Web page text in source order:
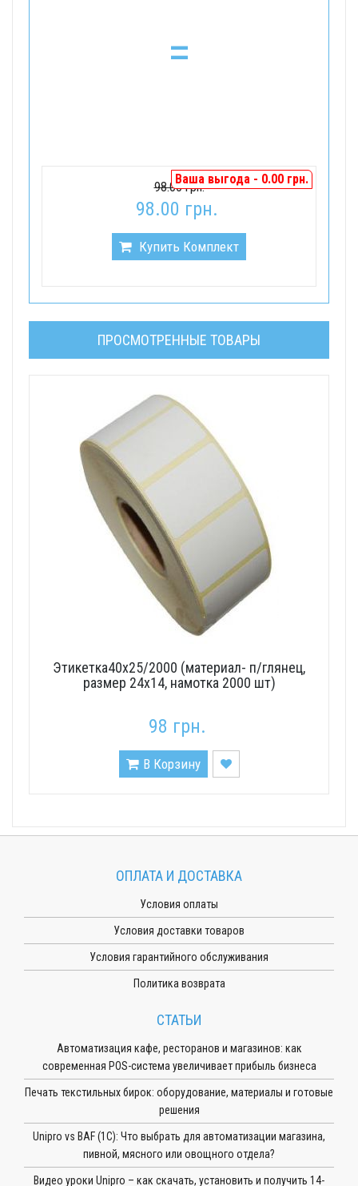
=
Ваша выгода - 0.00 грн.
98.00 грн.
98.00 грн.
Купить Комплект
ПРОСМОТРЕННЫЕ ТОВАРЫ
Этикетка40х25/2000 (материал- п/глянец,
размер 24х14, намотка 2000 шт)
98 грн.
В Корзину
ОПЛАТА И ДОСТАВКА
Условия оплаты
Условия доставки товаров
Условия гарантийного обслуживания
Политика возврата
СТАТЬИ
Автоматизация кафе, ресторанов и магазинов: как
современная POS-система увеличивает прибыль бизнеса
Печать текстильных бирок: оборудование, материалы и готовые
решения
Unipro vs BAF (1С): Что выбрать для автоматизации магазина,
пивной, мясного или овощного отдела?
Видео уроки Unipro – как скачать, установить и получить 14-